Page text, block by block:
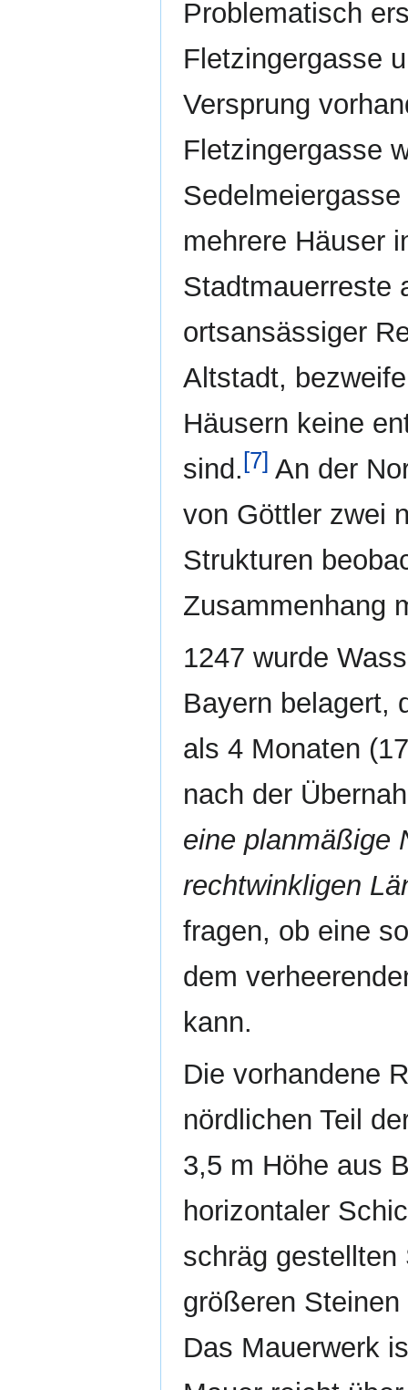
Problematisch
Fletzingergasse
Versprung
Fletzingergasse
mehrere Häuser
Stadtmauerreste
ortsansässiger
Altstadt,
Häusern keine
sind.[7] An der
von Göttler zwei
Strukturen
Zusammenhang
1247 wurde
Bayern belagert,
als 4 Monaten
nach der
eine planmäßige
rechtwinkligen
fragen, ob eine
dem
kann.
Die vorhandene
nördlichen Teil
3,5 m Höhe aus
horizontaler
schräg
größeren
Das Mauerwerk